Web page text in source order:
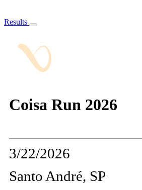
Results
Coisa Run 2026
3/22/2026
Santo André, SP